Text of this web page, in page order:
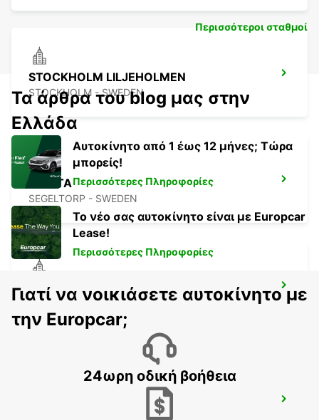
STOCKHOLM LILJEHOLMEN
STOCKHOLM - SWEDEN
SMISTA
SEGELTORP - SWEDEN
STOCKHOLM CITY
STOCKHOLM - SWEDEN
STOCKHOLM ODENPLAN DELIVERY
Περισσότεροι σταθμοί
Τα άρθρα του blog μας στην
Ελλάδα
Αυτοκίνητο από 1 έως 12 μήνες; Τώρα
μπορείς!
Περισσότερες Πληροφορίες
Το νέο σας αυτοκίνητο είναι με Europcar
Lease!
Περισσότερες Πληροφορίες
Γιατί να νοικιάσετε αυτοκίνητο με
την Europcar;
24ωρη οδική βοήθεια